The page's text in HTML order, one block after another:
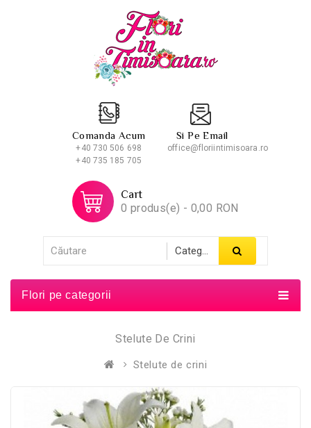
Comanda Acum
+40 730 506 698
+40 735 185 705
Si Pe Email
office@floriintimisoara.ro
Cart
0 produs(e) - 0,00 RON
Flori pe categorii
Stelute De Crini
Stelute de crini